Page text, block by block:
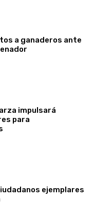
a ganaderos ante
impulsará
para
ejemplares